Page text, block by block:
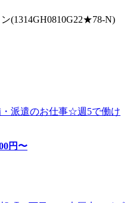
(1314GH0810G22★78-N)
・派遣のお仕事☆週5で働け
円〜